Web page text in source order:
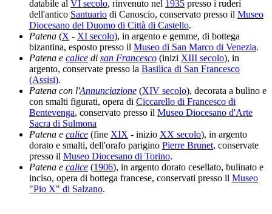
databile al VI secolo, rinvenuto nel 1935 presso i ruderi
dell'antico Santuario di Canoscio, conservato presso il Museo
Diocesano del Duomo di Città di Castello.
Patena (X - XI secolo), in argento e gemme, di bottega
bizantina, esposto presso il Museo di San Marco di Venezia.
Patena e calice di san Francesco (inizi XIII secolo), in
argento, conservate presso la Basilica di San Francesco
(Assisi).
Patena con l'Annunciazione (XIV secolo), decorata a bulino e
con smalti figurati, opera di Ciccarello di Francesco di
Bentevenga, conservato presso il Museo Diocesano d'Arte
Sacra di Sulmona
Patena e calice (fine XIX - inizio XX secolo), in argento
dorato e smalti, dell'orafo parigino Pierre Brunet, conservate
presso il Museo Diocesano di Torino.
Patena e calice (1906), in argento dorato cesellato, bulinato e
inciso, opera di bottega francese, conservati presso il Museo
"Pio X" di Salzano.